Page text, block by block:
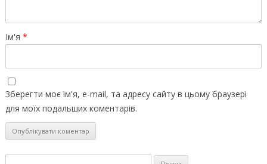
Ім'я *
Зберегти моє ім'я, e-mail, та адресу сайту в цьому браузері
для моїх подальших коментарів.